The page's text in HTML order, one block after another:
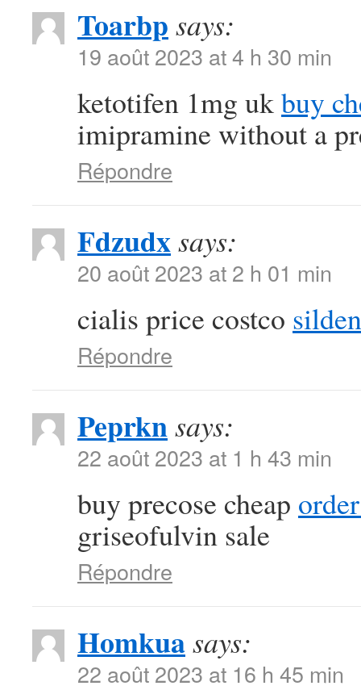
Toarbp says:
19 août 2023 at 4 h 30 min
ketotifen 1mg ukbuy
imipramine without a
Répondre
Fdzudxsays:
20 août 2023 at 2 h 01 min
cialis price costco
Répondre
Peprknsays:
22 août 2023 at 1 h 43 min
buy precose cheap
griseofulvin sale
Répondre
Homkuasays:
22 août 2023 at 16 h 45 min